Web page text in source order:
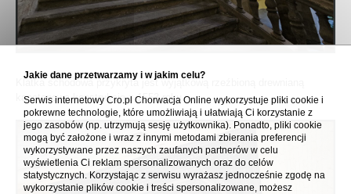
Klatka schodowa przykryta jest wyjątkową rzeźbioną drewnianą
kasetonową konstrukcją z 1553 roku.
Jakie dane przetwarzamy i w jakim celu?
Serwis internetowy Cro.pl Chorwacja Online wykorzystuje pliki cookie i
pokrewne technologie, które umożliwiają i ułatwiają Ci korzystanie z
jego zasobów (np. utrzymują sesję użytkownika). Ponadto, pliki cookie
mogą być założone i wraz z innymi metodami zbierania preferencji
wykorzystywane przez naszych zaufanych partnerów w celu
wyświetlenia Ci reklam spersonalizowanych oraz do celów
statystycznych. Korzystając z serwisu wyrażasz jednocześnie zgodę na
wykorzystanie plików cookie i treści spersonalizowane, możesz